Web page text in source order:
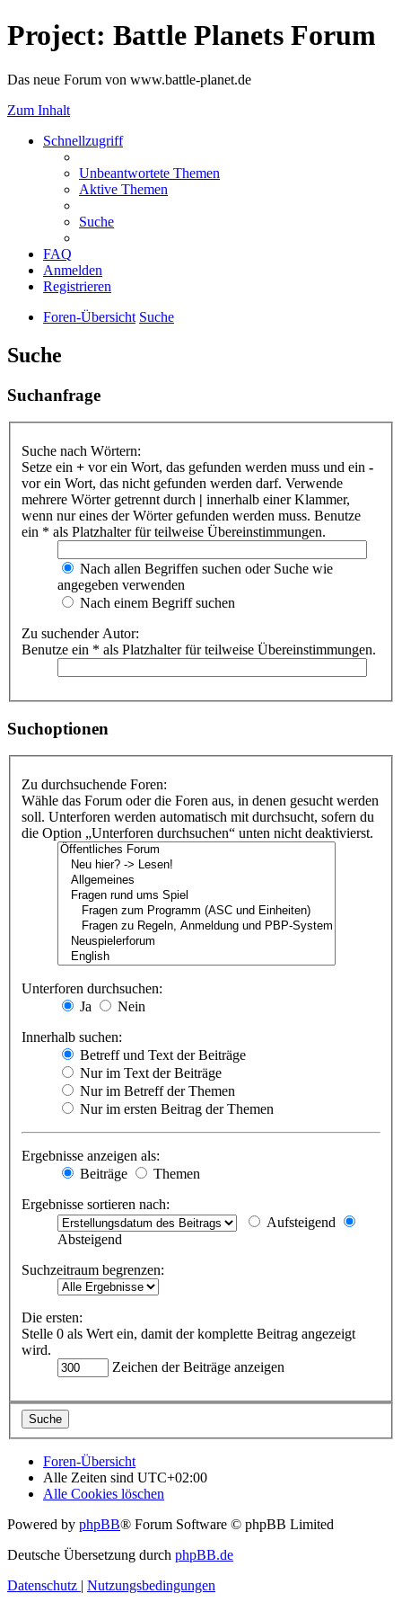
Project: Battle Planets Forum
Das neue Forum von www.battle-planet.de
Zum Inhalt
Schnellzugriff
Unbeantwortete Themen
Aktive Themen
Suche
FAQ
Anmelden
Registrieren
Foren-Übersicht Suche
Suche
Suchanfrage
Suche nach Wörtern:
Setze ein + vor ein Wort, das gefunden werden muss und ein -
vor ein Wort, das nicht gefunden werden darf. Verwende
mehrere Wörter getrennt durch | innerhalb einer Klammer,
wenn nur eines der Wörter gefunden werden muss. Benutze
ein * als Platzhalter für teilweise Übereinstimmungen.
Nach allen Begriffen suchen oder Suche wie
angegeben verwenden
Nach einem Begriff suchen
Zu suchender Autor:
Benutze ein * als Platzhalter für teilweise Übereinstimmungen.
Suchoptionen
Zu durchsuchende Foren:
Wähle das Forum oder die Foren aus, in denen gesucht werden
soll. Unterforen werden automatisch mit durchsucht, sofern du
die Option „Unterforen durchsuchen“ unten nicht deaktivierst.
Unterforen durchsuchen:
Ja
Nein
Innerhalb suchen:
Betreff und Text der Beiträge
Nur im Text der Beiträge
Nur im Betreff der Themen
Nur im ersten Beitrag der Themen
Ergebnisse anzeigen als:
Beiträge
Themen
Ergebnisse sortieren nach:
Aufsteigend
Absteigend
Suchzeitraum begrenzen:
Die ersten:
Stelle 0 als Wert ein, damit der komplette Beitrag angezeigt
wird.
Zeichen der Beiträge anzeigen
Foren-Übersicht
Alle Zeiten sind UTC+02:00
Alle Cookies löschen
Powered by phpBB® Forum Software © phpBB Limited
Deutsche Übersetzung durch phpBB.de
Datenschutz | Nutzungsbedingungen